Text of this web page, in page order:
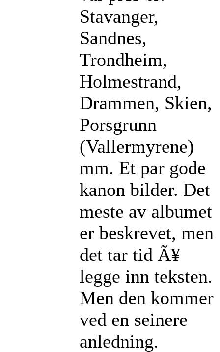
Stavanger,
Sandnes,
Trondheim,
Holmestrand,
Drammen, Skien,
Porsgrunn
(Vallermyrene)
mm. Et par gode
kanon bilder. Det
meste av albumet
er beskrevet, men
det tar tid Ã¥
legge inn teksten.
Men den kommer
ved en seinere
anledning.